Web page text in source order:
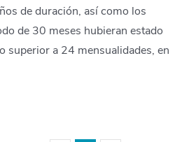
de duración, así como los
de 30 meses hubieran estado
superior a 24 mensualidades, en